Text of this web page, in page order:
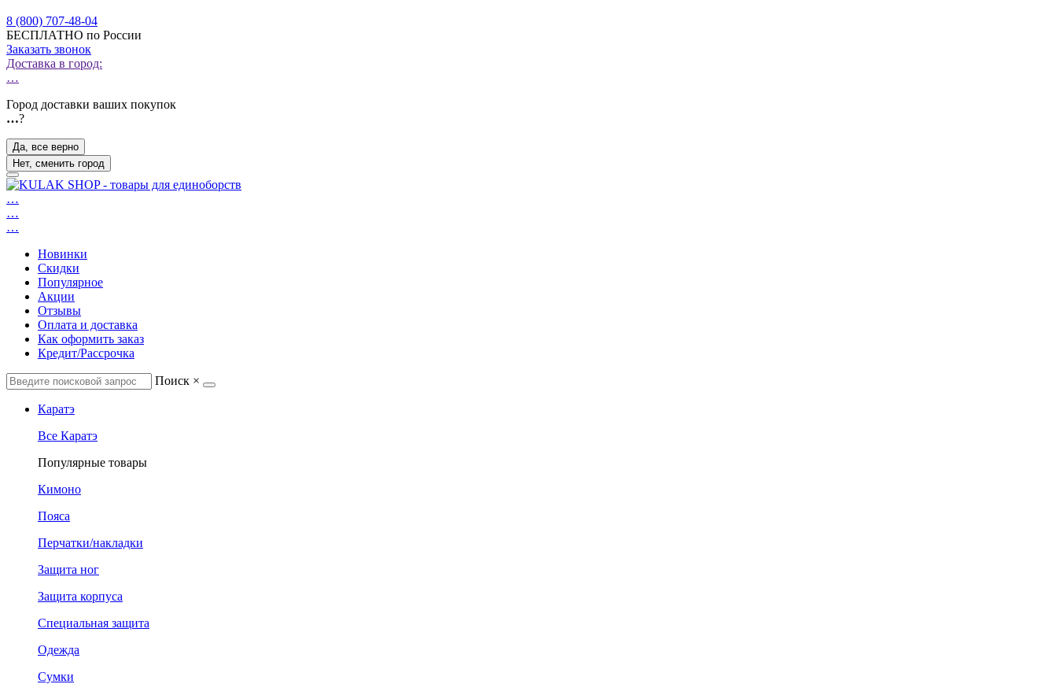
8 (800) 707-48-04
БЕСПЛАТНО по России
Заказать звонок
Доставка в город:
…
Город доставки ваших покупок
…?
Да, все верно
Нет, сменить город
…
…
…
Новинки
Скидки
Популярное
Акции
Отзывы
Оплата и доставка
Как оформить заказ
Кредит/Рассрочка
Поиск ×
Каратэ
Все Каратэ
Популярные товары
Кимоно
Пояса
Перчатки/накладки
Защита ног
Защита корпуса
Специальная защита
Одежда
Сумки